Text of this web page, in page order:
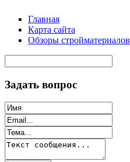
Главная
Карта сайта
Обзоры стройматериалов
Задать вопрос